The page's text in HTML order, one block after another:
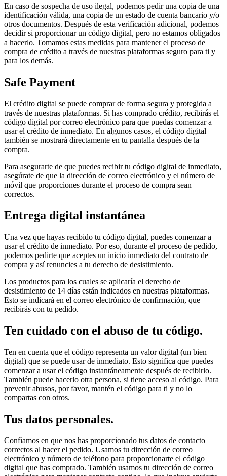
En caso de sospecha de uso ilegal, podemos pedir una copia de una
identificación válida, una copia de un estado de cuenta bancario y/o
otros documentos. Después de esta verificación adicional, podemos
decidir si proporcionar un código digital, pero no estamos obligados
a hacerlo. Tomamos estas medidas para mantener el proceso de
compra de crédito a través de nuestras plataformas seguro para ti y
para los demás.
Safe Payment
El crédito digital se puede comprar de forma segura y protegida a
través de nuestras plataformas. Si has comprado crédito, recibirás el
código digital por correo electrónico para que puedas comenzar a
usar el crédito de inmediato. En algunos casos, el código digital
también se mostrará directamente en tu pantalla después de la
compra.
Para asegurarte de que puedes recibir tu código digital de inmediato,
asegúrate de que la dirección de correo electrónico y el número de
móvil que proporciones durante el proceso de compra sean
correctos.
Entrega digital instantánea
Una vez que hayas recibido tu código digital, puedes comenzar a
usar el crédito de inmediato. Por eso, durante el proceso de pedido,
podemos pedirte que aceptes un inicio inmediato del contrato de
compra y así renuncies a tu derecho de desistimiento.
Los productos para los cuales se aplicaría el derecho de
desistimiento de 14 días están indicados en nuestras plataformas.
Esto se indicará en el correo electrónico de confirmación, que
recibirás con tu pedido.
Ten cuidado con el abuso de tu código.
Ten en cuenta que el código representa un valor digital (un bien
digital) que se puede usar de inmediato. Esto significa que puedes
comenzar a usar el código instantáneamente después de recibirlo.
También puede hacerlo otra persona, si tiene acceso al código. Para
prevenir abusos, por favor, mantén el código para ti y no lo
compartas con otros.
Tus datos personales.
Confiamos en que nos has proporcionado tus datos de contacto
correctos al hacer el pedido. Usamos tu dirección de correo
electrónico y número de teléfono para proporcionarte el código
digital que has comprado. También usamos tu dirección de correo